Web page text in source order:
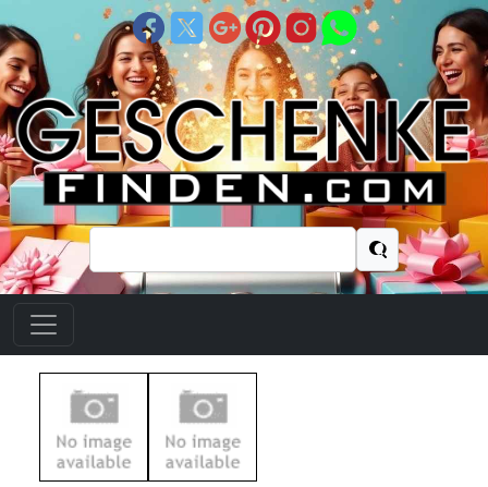
Suchen
nach: